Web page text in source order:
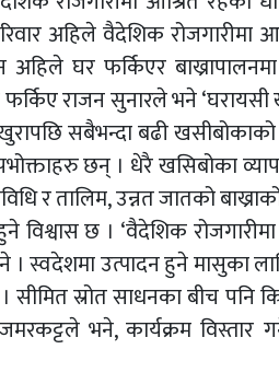
अहिले वैदेशिक रोजगारीमा
अहिले घर फर्किएर
राजन सुनारले भने
सबैभन्दा बढी
छन् । धेरै खसिबोका
र तालिम, उन्नत जातको
विश्वास छ । ‘वैदेशिक
स्वदेशमा उत्पादन हुने मासुका
सीमित स्रोत साधनका बीच पनि
जमरकट्टले भने, कार्यक्रम